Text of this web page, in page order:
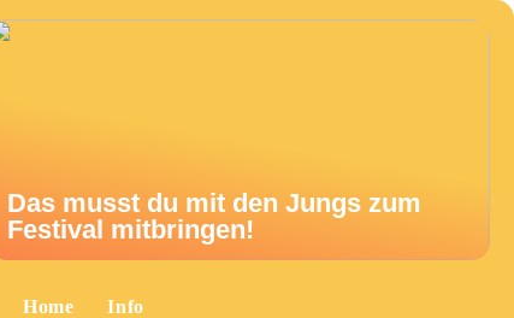
Das musst du mit den Jungs zum
Festival mitbringen!
Home Info